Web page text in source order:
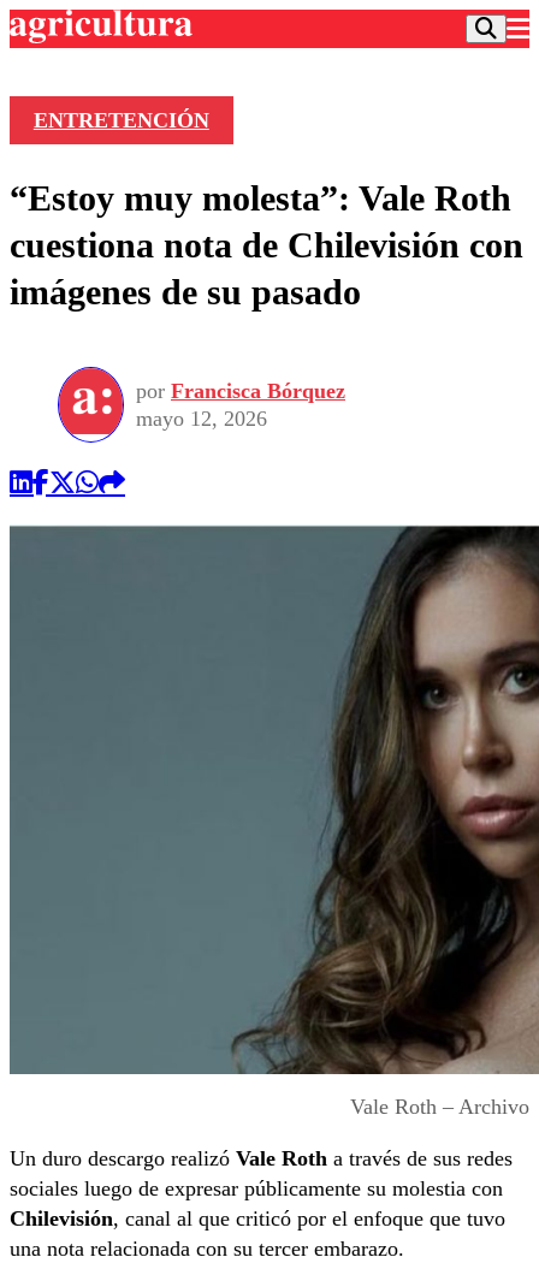
Frecuencias
Agricultura TV
Deportes
Colo Colo
Seleccion Chilena
Torneo Internacional
Universidad de Chile
Entretención
Economía
Internacional
Sustentabilidad
Publicaciones en medios
Opinión
ENTRETENCIÓN
“Estoy muy molesta”: Vale Roth
cuestiona nota de Chilevisión con
imágenes de su pasado
por Francisca Bórquez
mayo 12, 2026
Vale Roth – Archivo
Un duro descargo realizó Vale Roth a través de sus redes
sociales luego de expresar públicamente su molestia con
Chilevisión, canal al que criticó por el enfoque que tuvo
una nota relacionada con su tercer embarazo.